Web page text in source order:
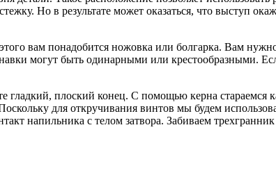
Но в результате может оказаться, что выступ
вам понадобится ножовка или болгарка. Вам
могут быть одинарными или крестообразными.
плоский конец. С помощью керна стараемся
для откручивания винтов мы будем
напильника с телом затвора. Забиваем